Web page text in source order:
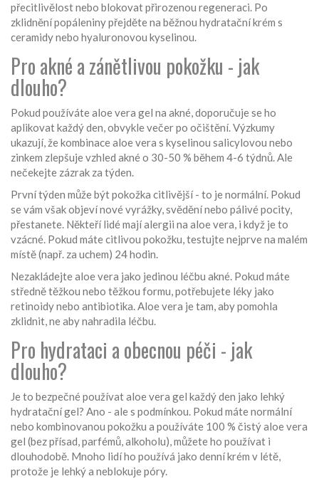
přecitlivělost nebo blokovat přirozenou regeneraci. Po
zklidnění popáleniny přejděte na běžnou hydratační krém s
ceramidy nebo hyaluronovou kyselinou.
Pro akné a zánětlivou pokožku - jak
dlouho?
Pokud používáte aloe vera gel na akné, doporučuje se ho
aplikovat každý den, obvykle večer po očištění. Výzkumy
ukazují, že kombinace aloe vera s kyselinou salicylovou nebo
zinkem zlepšuje vzhled akné o 30-50 % během 4-6 týdnů. Ale
nečekejte zázrak za týden.
První týden může být pokožka citlivější - to je normální. Pokud
se vám však objeví nové vyrážky, svědění nebo pálivé pocity,
přestanete. Někteří lidé mají alergii na aloe vera, i když je to
vzácné. Pokud máte citlivou pokožku, testujte nejprve na malém
místě (např. za uchem) 24 hodin.
Nezakládejte aloe vera jako jedinou léčbu akné. Pokud máte
středně těžkou nebo těžkou formu, potřebujete léky jako
retinoidy nebo antibiotika. Aloe vera je tam, aby pomohla
zklidnit, ne aby nahradila léčbu.
Pro hydrataci a obecnou péči - jak
dlouho?
Je to bezpečné používat aloe vera gel každý den jako lehký
hydratační gel? Ano - ale s podmínkou. Pokud máte normální
nebo kombinovanou pokožku a používáte 100 % čistý aloe vera
gel (bez přísad, parfémů, alkoholu), můžete ho používat i
dlouhodobě. Mnoho lidí ho používá jako denní krém v létě,
protože je lehký a neblokuje póry.